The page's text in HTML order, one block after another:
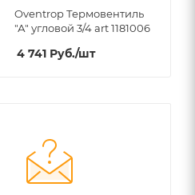
Oventrop Термовентиль
"А" угловой 3/4 art 1181006
4 741 Руб./шт